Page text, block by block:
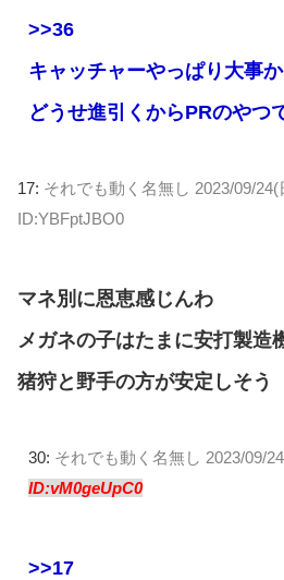
>>36
キャッチャーやっぱり大事か
どうせ進引くからPRのやつ
17: それでも動く名無し 2023/09/
ID:YBFptJBO0
マネ別に恩恵感じんわ
メガネの子はたまに安打製造
猪狩と野手の方が安定しそう
30: それでも動く名無し 2023/09/
ID:vM0geUpC0
>>17